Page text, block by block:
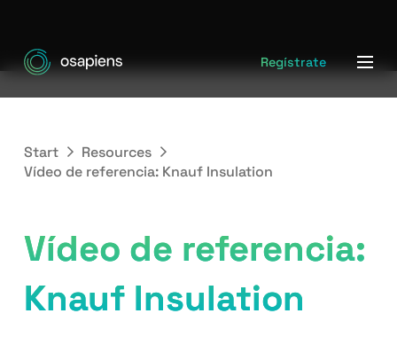
Regístrate
Start
Resources
Vídeo de referencia: Knauf Insulation
Vídeo de referencia:
Knauf Insulation